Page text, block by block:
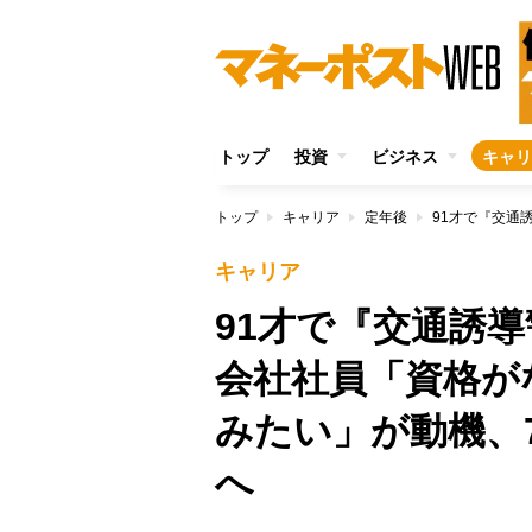
トップ 投資 ビジネス キャ
トップ キャリア 定年後
キャリア
91才で『交通誘
会社社員「資格
みたい」が動機
へ